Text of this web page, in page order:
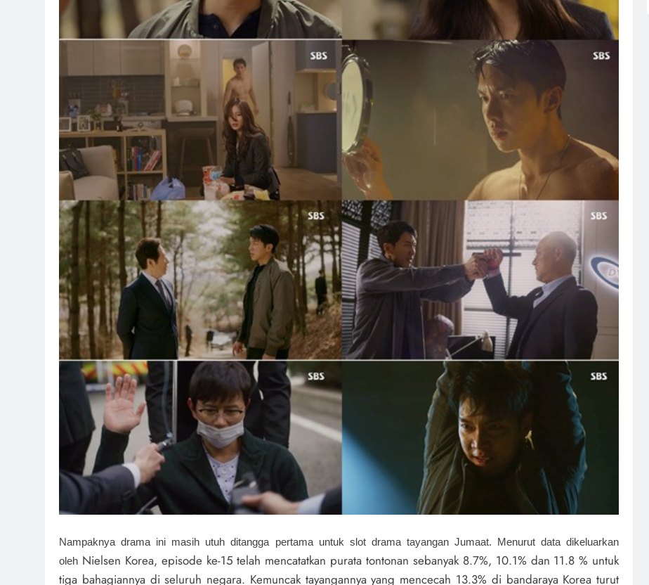
Nampaknya drama ini masih utuh ditangga pertama untuk slot drama tayangan Jumaat. Menurut data dikeluarkan
oleh Nielsen Korea, episode ke-15 telah mencatatkan purata tontonan sebanyak 8.7%, 10.1% dan 11.8 % untuk
tiga bahagiannya di seluruh negara. Kemuncak tayangannya yang mencecah 13.3% di bandaraya Korea turut